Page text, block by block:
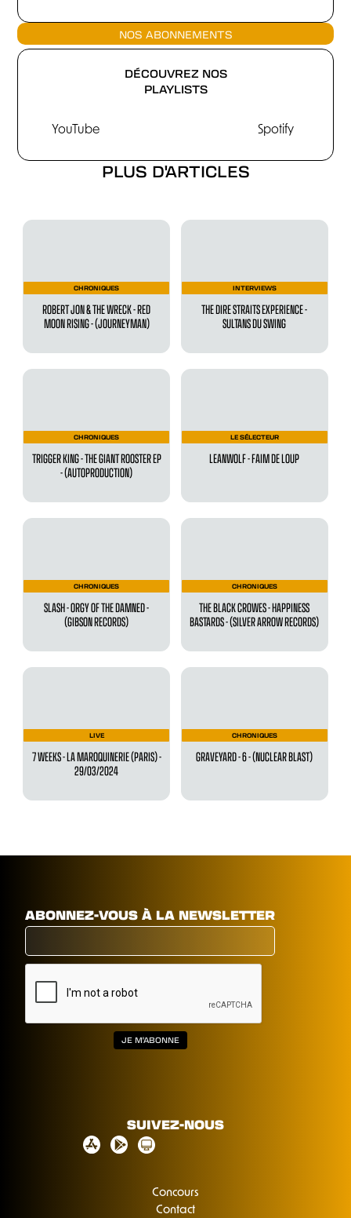
NOS ABONNEMENTS
DÉCOUVREZ NOS
PLAYLISTS
YouTube Spotify
PLUS D'ARTICLES
CHRONIQUES
ROBERT JON & THE WRECK - RED
MOON RISING - (JOURNEYMAN)
INTERVIEWS
THE DIRE STRAITS EXPERIENCE -
SULTANS DU SWING
CHRONIQUES
TRIGGER KING - THE GIANT ROOSTER EP
- (AUTOPRODUCTION)
LE SÉLECTEUR
LEANWOLF - FAIM DE LOUP
CHRONIQUES
SLASH - ORGY OF THE DAMNED -
(GIBSON RECORDS)
CHRONIQUES
THE BLACK CROWES - HAPPINESS
BASTARDS - (SILVER ARROW RECORDS)
LIVE
7 WEEKS - LA MAROQUINERIE (PARIS) -
29/03/2024
CHRONIQUES
GRAVEYARD - 6 - (NUCLEAR BLAST)
ABONNEZ-VOUS À LA NEWSLETTER
SUIVEZ-NOUS
Concours
Contact